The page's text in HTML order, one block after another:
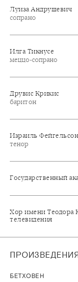
Луиза Андрушевич
сопрано
Илга Тикнусе
меццо-сопрано
Друвис Крикис
баритон
Израиль Фейгельсон
тенор
Государственный
Хор имени Теодора
телевидения
БЕТХОВЕН